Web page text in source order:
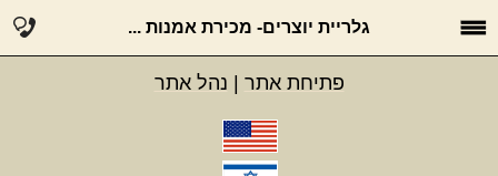
גלריית יוצרים- מכירת אמנות ...
פתיחת אתר נהל אתר